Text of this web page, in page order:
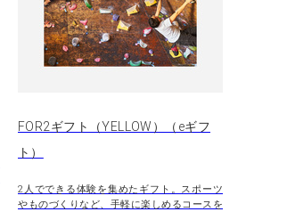
FOR2ギフト（YELLOW）（eギフ
ト）
2人でできる体験を集めたギフト。スポーツ
やものづくりなど、手軽に楽しめるコースを